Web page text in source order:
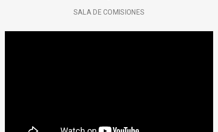
SALA DE COMISIONES